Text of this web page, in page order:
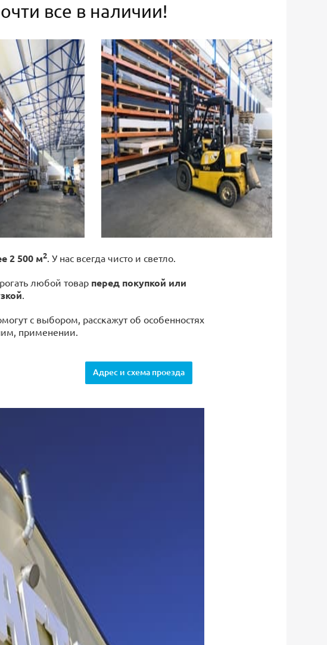
все в наличии!
2 500 м2. У нас всегда чисто и светло.
любой товар перед покупкой или
.
с выбором, расскажут об особенностях
применении.
Адрес и схема проезда